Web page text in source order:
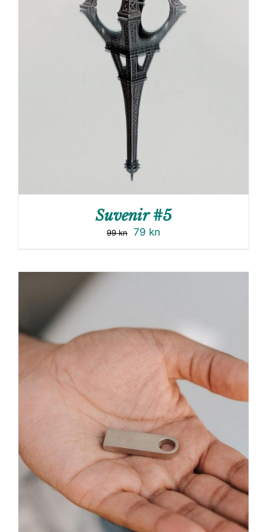
Suvenir #5
99kn 79 kn